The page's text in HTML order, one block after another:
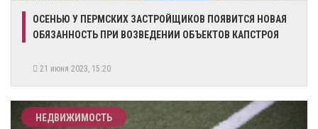
​ОСЕНЬЮ У ПЕРМСКИХ ЗАСТРОЙЩИКОВ ПОЯВИТСЯ НОВАЯ
ОБЯЗАННОСТЬ ПРИ ВОЗВЕДЕНИИ ОБЪЕКТОВ КАПСТРОЯ
21 июня 2023, 15:20
НЕДВИЖИМОСТЬ